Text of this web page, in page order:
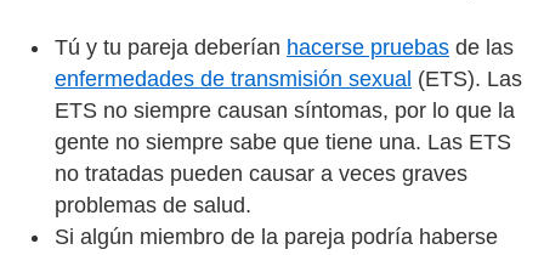
Tú y tu pareja deberían hacerse pruebas de las
enfermedades de transmisión sexual (ETS). Las
ETS no siempre causan síntomas, por lo que la
gente no siempre sabe que tiene una. Las ETS
no tratadas pueden causar a veces graves
problemas de salud.
Si algún miembro de la pareja podría haberse